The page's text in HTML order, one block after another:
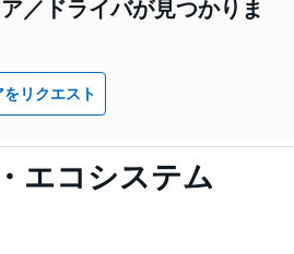
／ドライバが見つかりま
をリクエスト
エコシステム